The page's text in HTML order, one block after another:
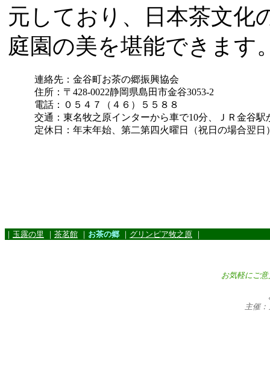
元しており、日本茶文化
庭園の美を堪能できます
連絡先：金谷町お茶の郷振興協会
住所：〒428-0022静岡県島田市金谷3053-2
電話：０５４７（４６）５５８８
交通：東名牧之原インターから車で10分、ＪＲ金谷駅
定休日：年末年始、第二第四火曜日（祝日の場合翌日
｜ 玉露の里 ｜ 茶茗館 ｜ お茶の郷 ｜ グリンピア牧之原 ｜
お気軽にご
主催